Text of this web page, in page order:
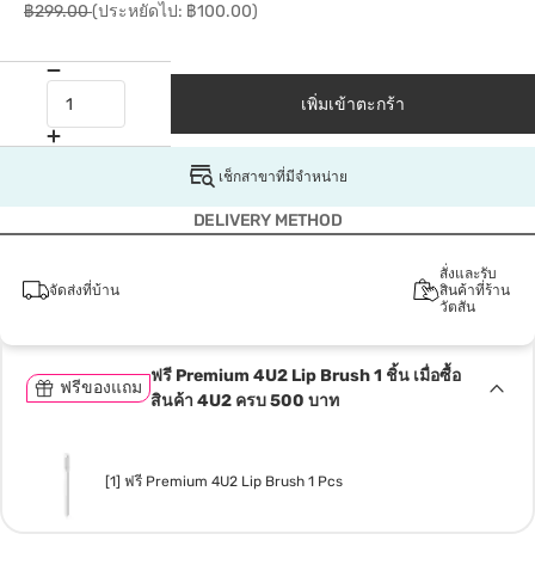
฿299.00(ประหยัดไป: ฿100.00)
เพิ่มเข้าตะกร้า
เช็กสาขาที่มีจำหน่าย
DELIVERY METHOD
จัดส่งที่บ้าน
สั่งและรับ
สินค้าที่ร้าน
วัตสัน
ฟรีของแถม
ฟรี Premium 4U2 Lip Brush 1 ชิ้น เมื่อซื้อ
สินค้า 4U2 ครบ 500 บาท
[1] ฟรี Premium 4U2 Lip Brush 1 Pcs